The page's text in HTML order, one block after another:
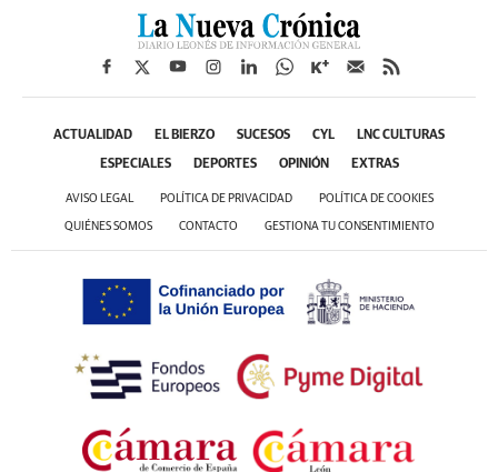
ACTUALIDAD EL BIERZO SUCESOS CYL LNC CULTURAS
ESPECIALES DEPORTES OPINIÓN EXTRAS
AVISO LEGAL POLÍTICA DE PRIVACIDAD POLÍTICA DE COOKIES
QUIÉNES SOMOS CONTACTO GESTIONA TU CONSENTIMIENTO